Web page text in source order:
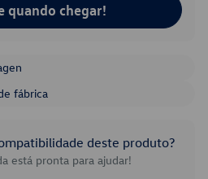
quando chegar!
fábrica
deste produto?
está pronta para ajudar!